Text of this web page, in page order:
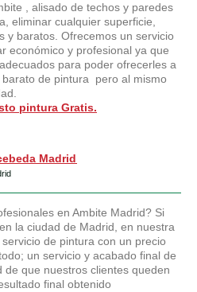
, alisado de techos y paredes
eliminar cualquier superficie,
y baratos. Ofrecemos un servicio
económico y profesional ya que
para poder ofrecerles a
de pintura pero al mismo
pintura Gratis.
en Ambite Madrid? Si
la ciudad de Madrid, en nuestra
de pintura con un precio
un servicio y acabado final de
de que nuestros clientes queden
final obtenido